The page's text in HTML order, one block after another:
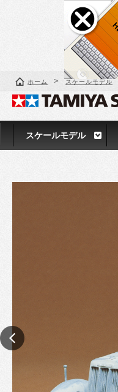
スケールモデル
ホーム > スケールモデル